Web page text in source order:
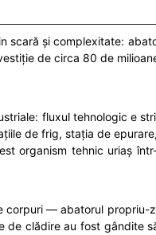
scară și complexitate:
de circa 80 de
fluxul tehnologic e
de frig, stația de
organism tehnic uriaș
corpuri — abatorul
clădire au fost gândite